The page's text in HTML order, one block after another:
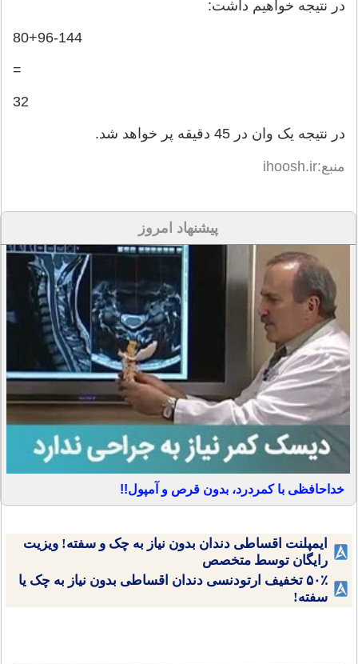
در نتیجه خواهیم داشت:
80+96-144
=
32
در نتیجه یک وان در 45 دقیقه پر خواهد شد.
منبع:ihoosh.ir
پیشنهاد امروز
خداحافظی با کمردرد، بدون قرص و آمپول!!
ایمپلنت اقساطی دندان بدون نیاز به چک و سفته! ویزیت
رایگان توسط متخصص
۵۰٪ تخفیف ارتودنسی دندان اقساطی بدون نیاز به چک یا
سفته!